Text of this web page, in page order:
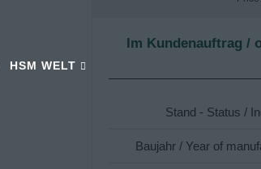
HSM WELT
Im Kundenauftrag /
Stand - Status /
Baujahr / Year of